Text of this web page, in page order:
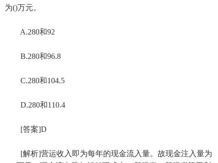
为()万元。
A.280和92
B.280和96.8
C.280和104.5
D.280和110.4
[答案]D
[解析]营运收入即为每年的现金流入量。故现金注入量为